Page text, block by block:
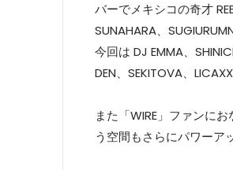
バーでメキシコの奇才
SUNAHARA、
今回は DJ EMMA、
DEN、SEKITOVA、
また「WIRE」ファンに
う空間もさらにパワーア